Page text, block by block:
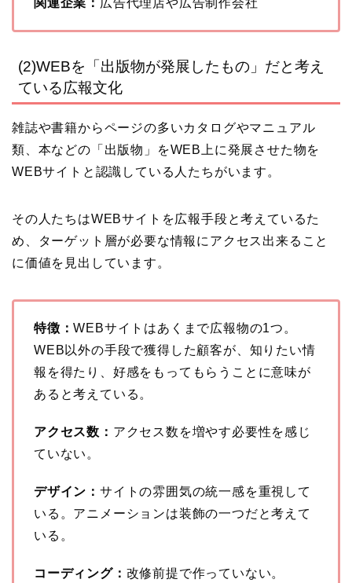
(2)WEBを「出版物が発展したもの」だと考え
ている広報文化
雑誌や書籍からページの多いカタログやマニュアル
類、本などの「出版物」をWEB上に発展させた物を
WEBサイトと認識している人たちがいます。
その人たちはWEBサイトを広報手段と考えているた
め、ターゲット層が必要な情報にアクセス出来ること
に価値を見出しています。
特徴：WEBサイトはあくまで広報物の1つ。
WEB以外の手段で獲得した顧客が、知りたい情
報を得たり、好感をもってもらうことに意味が
あると考えている。
アクセス数： アクセス数を増やす必要性を感じ
ていない。
デザイン： サイトの雰囲気の統一感を重視して
いる。アニメーションは装飾の一つだと考えて
いる。
コーディング： 改修前提で作っていない。